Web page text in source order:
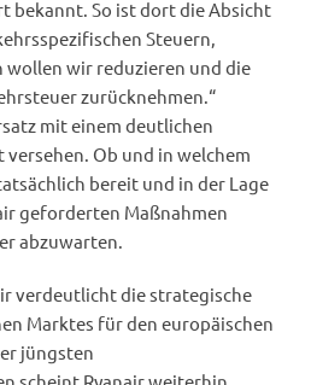
bekannt. So ist dort die Absicht
Steuern,
wollen wir reduzieren und die
zurücknehmen.“
mit einem deutlichen
Ob und in welchem
bereit und in der Lage
geforderten Maßnahmen
abzuwarten.
verdeutlicht die strategische
Marktes für den europäischen
jüngsten